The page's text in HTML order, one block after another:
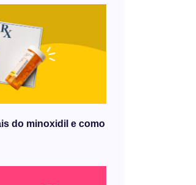
do minoxidil e como